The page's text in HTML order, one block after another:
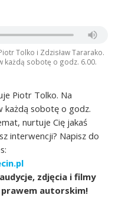
Tolko i Zdzisław Tararako.
każdą sobotę o godz. 6.00.
Piotr Tolko. Na
każdą sobotę o godz.
nurtuje Cię jakaś
interwencji? Napisz do
zdjęcia i filmy
autorskim!